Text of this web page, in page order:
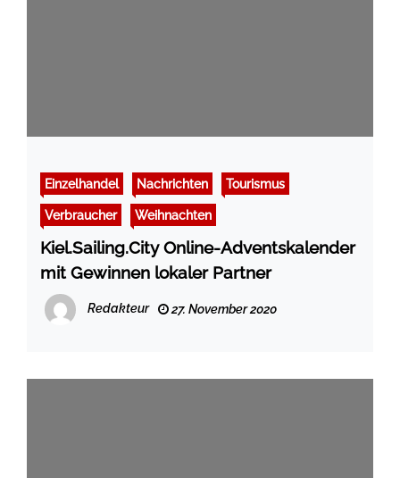
Einzelhandel Nachrichten Tourismus
Verbraucher Weihnachten
Kiel.Sailing.City Online-Adventskalender
mit Gewinnen lokaler Partner
Redakteur 27. November 2020